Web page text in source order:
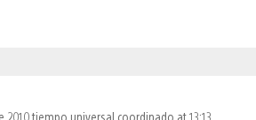
2010 tiempo universal coordinado at 13:13